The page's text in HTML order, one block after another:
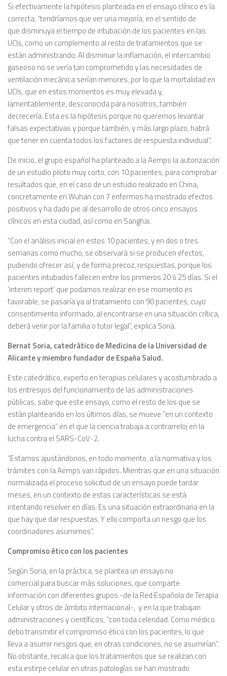
Si efectivamente la hipótesis planteada en el ensayo clínico es la
correcta, “tendríamos que ver una mejoría, en el sentido de
que disminuya el tiempo de intubación de los pacientes en las
UCIs, como un complemento al resto de tratamientos que se
están administrando. Al disminuir la inflamación, el intercambio
gaseoso no se vería tan comprometido y las necesidades de
ventilación mecánica serían menores, por lo que la mortalidad en
UCIs, que en estos momentos es muy elevada y,
lamentablemente, desconocida para nosotros, también
decrecería. Esta es la hipótesis porque no queremos levantar
falsas expectativas y porque también, y más largo plazo, habrá
que tener en cuenta todos los factores de respuesta individual”.
De inicio, el grupo español ha planteado a la Aemps la autorización
de un estudio piloto muy corto, con 10 pacientes, para comprobar
resultados que, en el caso de un estudio realizado en China,
concretamente en Wuhan con 7 enfermos ha mostrado efectos
positivos y ha dado pie al desarrollo de otros cinco ensayos
clínicos en esta ciudad, así como en Sanghai.
“Con el análisis inicial en estos 10 pacientes, y en dos o tres
semanas como mucho, se observará si se producen efectos,
pudiendo ofrecer así, y de forma precoz, respuestas, porque los
pacientes intubados fallecen entre los primeros 20 ó 25 días. Si el
‘interim report’ que podamos realizar en ese momento es
favorable, se pasaría ya al tratamiento con 90 pacientes, cuyo
consentimiento informado, al encontrarse en una situación crítica,
deberá venir por la familia o tutor legal”, explica Soria.
Bernat Soria, catedrático de Medicina de la Universidad de
Alicante y miembro fundador de España Salud.
Este catedrático, experto en terapias celulares y acostumbrado a
los entresijos del funcionamiento de las administraciones
públicas, sabe que este ensayo, como el resto de los que se
están planteando en los últimos días, se mueve “en un contexto
de emergencia” en el que la ciencia trabaja a contrarreloj en la
lucha contra el SARS-CoV-2.
“Estamos ajustándonos, en todo momento, a la normativa y los
trámites con la Aemps van rápidos. Mientras que en una situación
normalizada el proceso solicitud de un ensayo puede tardar
meses, en un contexto de estas características se está
intentando resolver en días. Es una situación extraordinaria en la
que hay que dar respuestas. Y ello comporta un riesgo que los
coordinadores asumimos”.
Compromiso ético con los pacientes
Según Soria, en la práctica, se plantea un ensayo no
comercial para buscar más soluciones, que comparte
información con diferentes grupos -de la Red Española de Terapia
Celular y otros de ámbito internacional-, y en la que trabajan
administraciones y científicos, “con toda celeridad. Como médico
debo transmitir el compromiso ético con los pacientes, lo que
lleva a asumir riesgos que, en otras condiciones, no se asumirían”.
No obstante, recalca que los tratamientos que se realizan con
esta estirpe celular en otras patologías se han mostrado